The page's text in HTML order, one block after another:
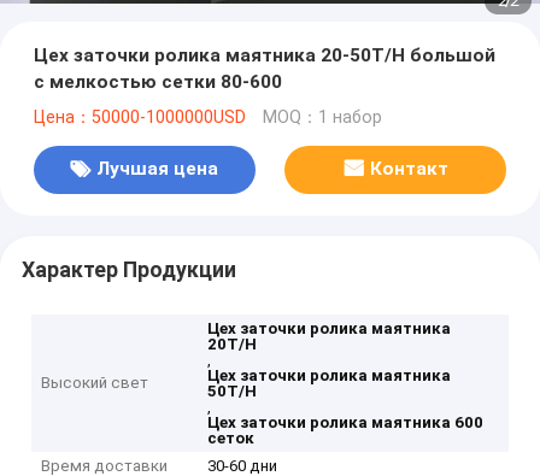
Цех заточки ролика маятника 20-50T/H большой
с мелкостью сетки 80-600
Цена：50000-1000000USD MOQ：1 набор
Лучшая цена Контакт
Характер Продукции
Высокий свет
Цех заточки ролика маятника
20T/H
,
Цех заточки ролика маятника
50T/H
,
Цех заточки ролика маятника 600
сеток
Время доставки
30-60 дни